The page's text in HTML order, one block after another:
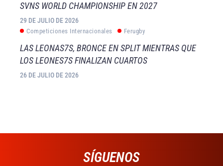
SVNS WORLD CHAMPIONSHIP EN 2027
29 DE JULIO DE 2026
Competiciones Internacionales Ferugby
LAS LEONAS7S, BRONCE EN SPLIT MIENTRAS QUE
LOS LEONES7S FINALIZAN CUARTOS
26 DE JULIO DE 2026
SÍGUENOS